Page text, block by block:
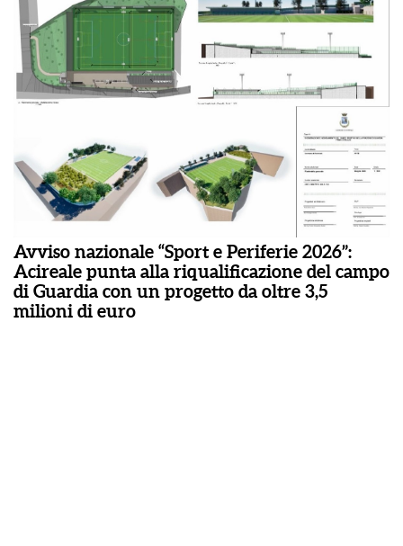
Avviso nazionale “Sport e Periferie 2026”:
Acireale punta alla riqualificazione del campo
di Guardia con un progetto da oltre 3,5
milioni di euro